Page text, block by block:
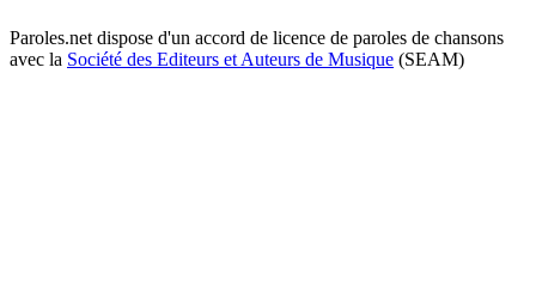
Paroles.net dispose d'un accord de licence de paroles de chansons
avec la Société des Editeurs et Auteurs de Musique (SEAM)